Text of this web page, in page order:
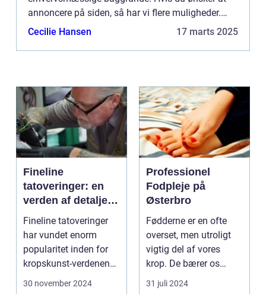
annoncere på siden, så har vi flere muligheder.
Bannerannoncering er blot én af mulighederne. Vil
Cecilie Hansen 17 marts 2025
Fineline
tatoveringer: en
verden af detaljer
og elegance
Fineline tatoveringer
har vundet enorm
popularitet inden for
kropskunst-verdenen
de seneste år...
30 november 2024
Professionel
Fodpleje på
Østerbro
Fødderne er en ofte
overset, men utroligt
vigtig del af vores
krop. De bærer os
gennem ...
31 juli 2024